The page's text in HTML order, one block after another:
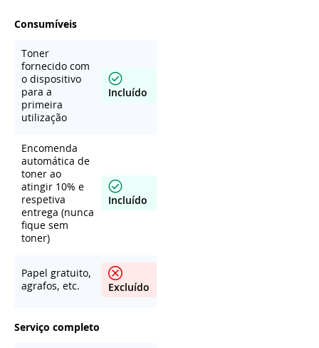
Consumíveis
Toner
fornecido com
o dispositivo
para a
primeira
utilização
Incluído
Encomenda
automática de
toner ao
atingir 10% e
respetiva
entrega (nunca
fique sem
toner)
Incluído
Papel gratuito,
agrafos, etc.
Excluído
Serviço completo